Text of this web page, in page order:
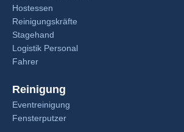
Hostessen
Reinigungskräfte
Stagehand
Logistik Personal
Fahrer
Reinigung
Eventreinigung
Fensterputzer